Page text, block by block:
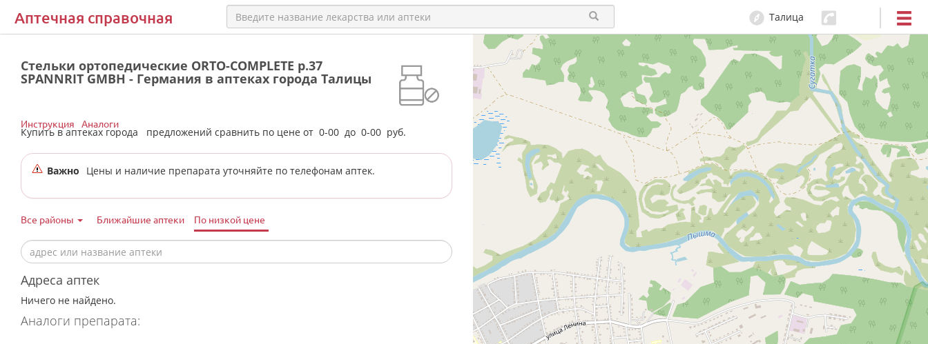
Аптечная справочная Талица
Стельки ортопедические ORTO-COMPLETE р.37
SPANNRIT GMBH - Германия в аптеках города Талицы
Купить в аптеках города предложений сравнить по цене от 0-00 до 0-00 руб.
Инструкция Аналоги
Важно Цены и наличие препарата уточняйте по телефонам аптек.
Все районы Ближайшие аптеки По низкой цене
Адреса аптек
Ничего не найдено.
Аналоги препарата: